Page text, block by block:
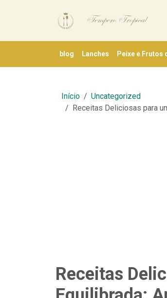
blog Lanches Peixe e Frutos
Início
Uncategorized
Receitas Deliciosas para
Receitas